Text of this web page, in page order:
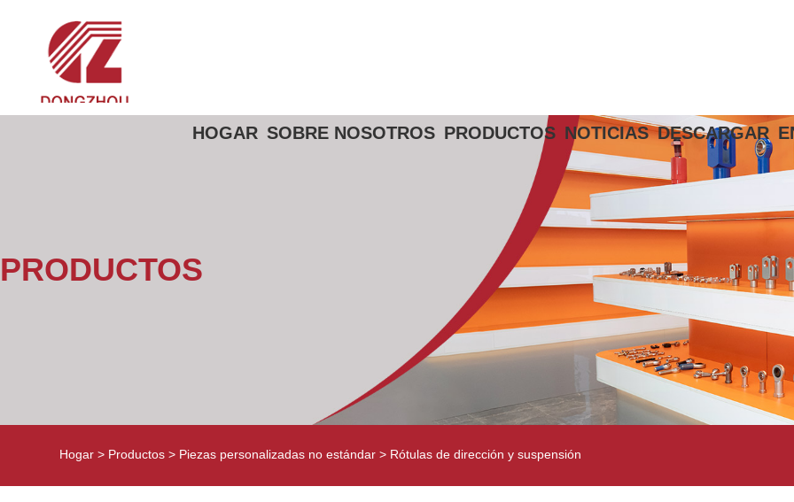
HOGAR SOBRE NOSOTROS PRODUCTOS NOTICIAS DESCARGAR
PRODUCTOS
Hogar > Productos > Piezas personalizadas no estándar > Rótulas de dirección y suspensión